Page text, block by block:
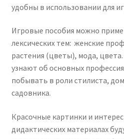
удобны в использовании для
Игровые пособия можно
лексических тем: женские
растения (цветы), мода,
узнают об основных
побывать в роли стилиста,
садовника.
Красочные картинки и
дидактических материалах